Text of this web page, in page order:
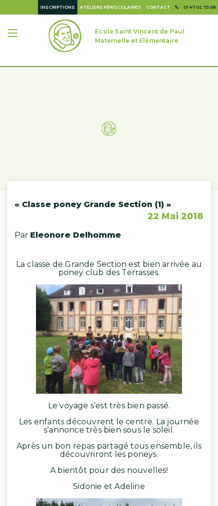
01 47 02 75 08
CONTACT
ATELIERS PÉRISCOLAIRES
INSCRIPTIONS
Ecole Saint Vincent de Paul
Maternelle et Elémentaire
« Classe poney Grande Section (1) »
22 Mai 2018
Par Eleonore Delhomme
La classe de Grande Section est bien arrivée au
poney club des Terrasses.
Le voyage s’est très bien passé.
Les enfants découvrent le centre. La journée
s’annonce très bien sous le soleil.
Après un bon repas partagé tous ensemble, ils
découvriront les poneys.
A bientôt pour des nouvelles!
Sidonie et Adeline